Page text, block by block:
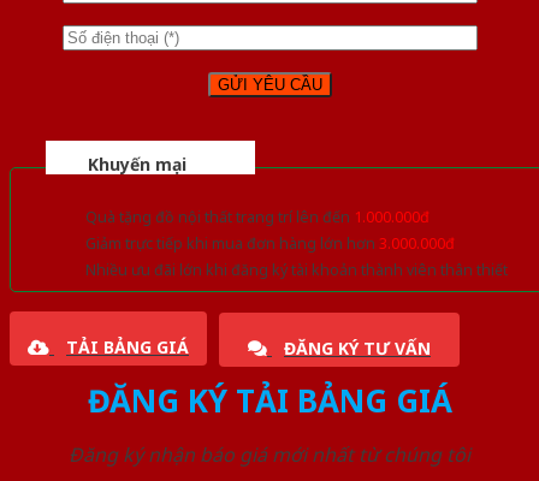
Khuyến mại
Quà tặng đồ nội thất trang trí lên đến 1.000.000đ
Giảm trực tiếp khi mua đơn hàng lớn hơn 3.000.000đ
Nhiều ưu đãi lớn khi đăng ký tài khoản thành viên thân thiết
TẢI BẢNG GIÁ ĐĂNG KÝ TƯ VẤN
ĐĂNG KÝ TẢI BẢNG GIÁ
Đăng ký nhận báo giá mới nhất từ chúng tôi